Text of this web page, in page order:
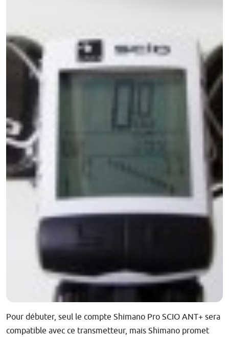
Pour débuter, seul le compte Shimano Pro SCIO ANT+ sera
compatible avec ce transmetteur, mais Shimano promet